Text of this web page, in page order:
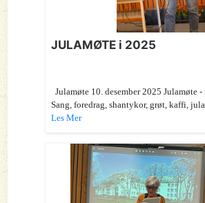
JULAMØTE i 2025
Julamøte 10. desember 2025 Julamøte
Sang, foredrag, shantykor, grøt, kaffi,
Les Mer